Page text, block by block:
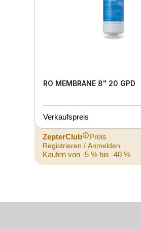
RO MEMBRANE 8" 20 GPD
Verkaufspreis
ZepterClub Preis
Registrieren / Anmelden
Kaufen von -5 % bis -40 %